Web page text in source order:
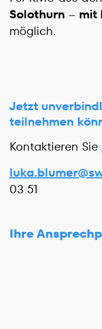
Solothurn – mit
möglich.
Jetzt
teilnehmen
Kontaktieren Sie
03 51
Ihre